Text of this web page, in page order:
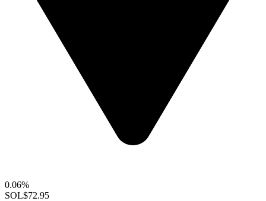
0.06%
SOL$72.95